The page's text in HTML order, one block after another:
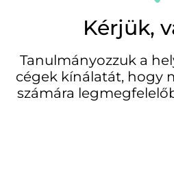
Kérjük,
Tanulmányozzuk a
cégek kínálatát, hogy
számára